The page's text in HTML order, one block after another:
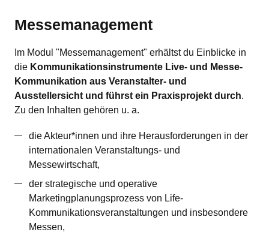
Messemanagement
Im Modul "Messemanagement" erhältst du Einblicke in
die Kommunikationsinstrumente Live- und Messe-
Kommunikation aus Veranstalter- und
Ausstellersicht und führst ein Praxisprojekt durch
Zu den Inhalten gehören u. a.
die Akteur*innen und ihre Herausforderungen in der
internationalen Veranstaltungs- und
Messewirtschaft,
der strategische und operative
Marketingplanungsprozess von Life-
Kommunikationsveranstaltungen und insbesondere
Messen,